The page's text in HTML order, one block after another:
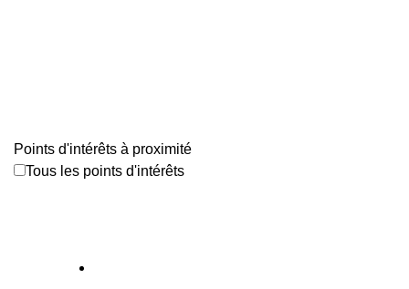
Points d'intérêts à proximité
Tous les points d'intérêts